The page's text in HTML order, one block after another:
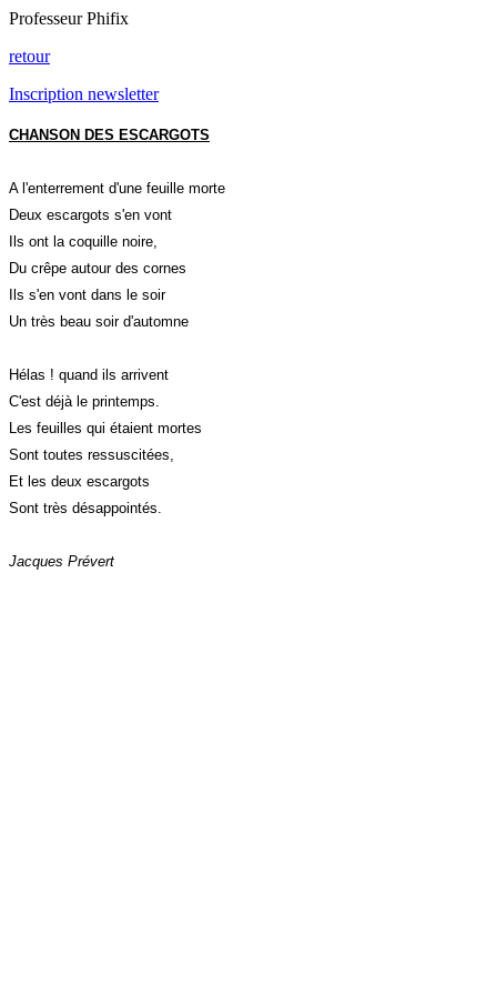
Professeur Phifix
retour
Inscription newsletter
CHANSON DES ESCARGOTS
A l'enterrement d'une feuille morte
Deux escargots s'en vont
Ils ont la coquille noire,
Du crêpe autour des cornes
Ils s'en vont dans le soir
Un très beau soir d'automne
Hélas ! quand ils arrivent
C'est déjà le printemps.
Les feuilles qui étaient mortes
Sont toutes ressuscitées,
Et les deux escargots
Sont très désappointés.
Jacques Prévert